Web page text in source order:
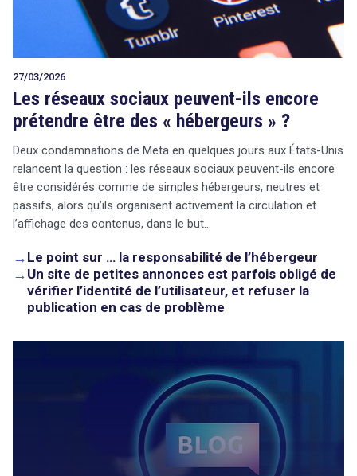
27/03/2026
Les réseaux sociaux peuvent-ils encore
prétendre être des « hébergeurs » ?
Deux condamnations de Meta en quelques jours aux États-Unis
relancent la question : les réseaux sociaux peuvent-ils encore
être considérés comme de simples hébergeurs, neutres et
passifs, alors qu’ils organisent activement la circulation et
l’affichage des contenus, dans le but…
→ Le point sur … la responsabilité de l’hébergeur
→ Un site de petites annonces est parfois obligé de
vérifier l’identité de l’utilisateur, et refuser la
publication en cas de problème